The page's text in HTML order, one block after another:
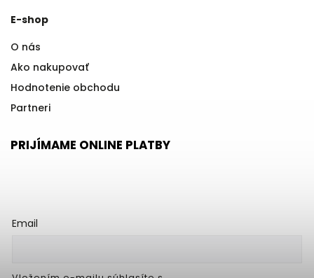
E-shop
O nás
Ako nakupovať
Hodnotenie obchodu
Partneri
PRIJÍMAME ONLINE PLATBY
Email